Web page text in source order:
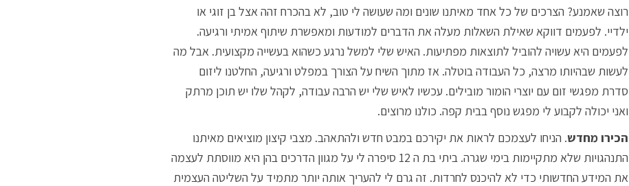
רוצה שאמנע? הצרכים של כל אחד מאיתנו שונים ומה שעושה לי טוב, לא בהכרח זהה אצל בן זוגי או
ילדיי. לפעמים דווקא שאילת השאלות מעלה את הדברים למודעות ומאפשרת שיתוף אמיתי ורגיעה.
לפעמים היא עשויה להוביל לתוצאות מפתיעות. האיש שלי למשל נרגע כשהוא בעשייה מקצועית. אבל מה
לעשות שבהיותו מרצה, כל העבודה בוטלה. אז מתוך השיח על הצורך במפלט ורגיעה, החלטנו ליזום
סדרת מפגשי זום עם יוצרי הומור מובילים. עכשיו לאיש שלי יש הרבה עבודה, לקהל שלו יש תוכן מרתק
ואני יכולה לקבוע לי מפגש נוסף בבית קפה. כולנו מרוצים.
הכירו מחדש. הניחו לעצמכם לראות את יקירכם במבט חדש ולהתאהב. מצבי קיצון מוציאים מאיתנו
התנהגויות שלא מתקיימות בימי שגרה. ביתי בת ה 12 סיפרה לי על מגוון הדרכים בהן היא מווסתת לעצמה
את המידע החדשותי כדי לא להיכנס לחרדות. זה גרם לי להעריך אותה יותר מתמיד על השליטה העצמית